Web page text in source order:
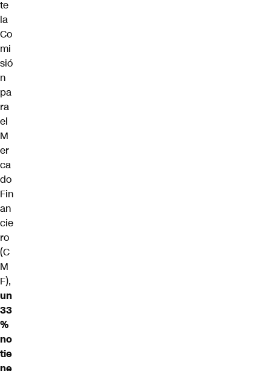
te
la
Co
mi
sió
n
pa
ra
el
M
er
ca
do
Fin
an
cie
ro
(C
M
F),
un
33
%
no
tie